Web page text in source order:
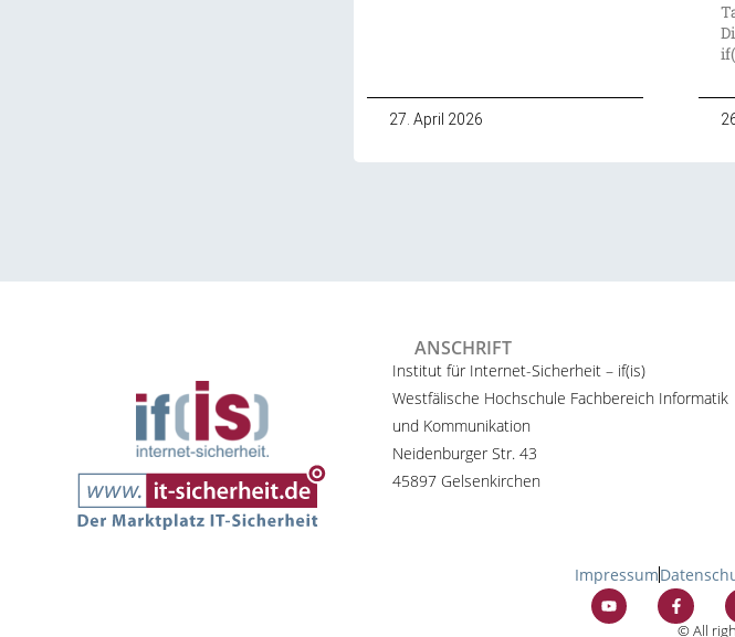
27. April 2026
ANSCHRIFT
Institut für Internet-Sicherheit – if(is)
Westfälische Hochschule Fachbereich Informatik
und Kommunikation
Neidenburger Str. 43
45897 Gelsenkirchen
Impressum
© All